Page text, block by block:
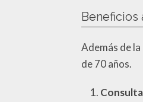
Beneficios
Además de
de 70 años.